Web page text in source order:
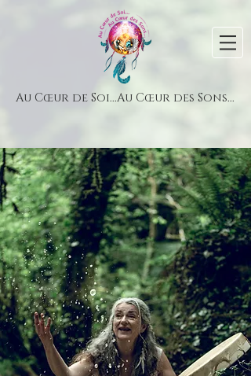
Au Cœur de Soi...Au Cœur des Sons...